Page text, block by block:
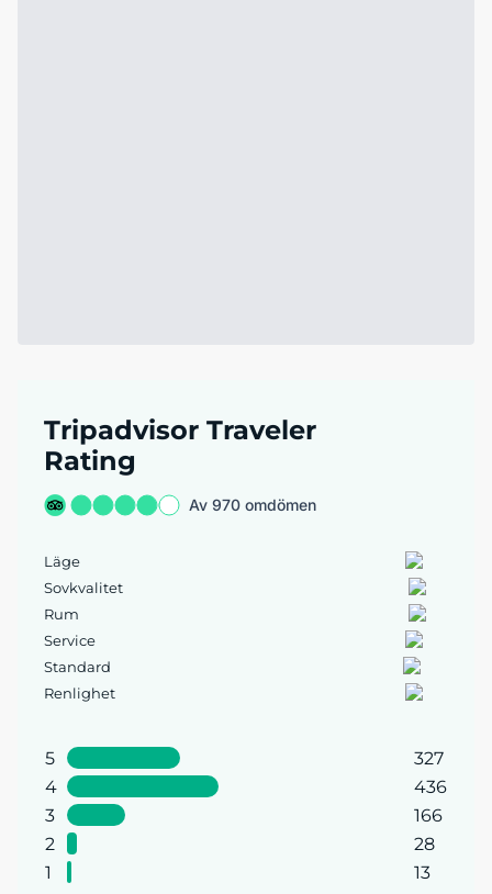
Tripadvisor Traveler
Rating
Av 970 omdömen
Läge
Sovkvalitet
Rum
Service
Standard
Renlighet
5
327
4
436
3
166
2
28
1
13